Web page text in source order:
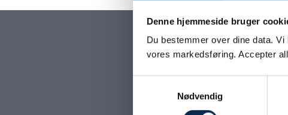
Denne hjemmeside bruger
Du bestemmer over dine data.
vores markedsføring. Accepter
Nødvendig